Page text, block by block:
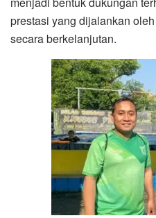
prestasi yang dijalankan
secara berkelanjutan.